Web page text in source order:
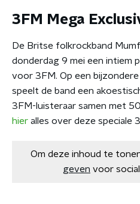
3FM Mega
De Britse folkrockband
donderdag 9 mei een intiem
voor 3FM. Op een
speelt de band een
3FM-luisteraar samen met
hier alles over deze speciale
Om deze inhoud te
geven voor